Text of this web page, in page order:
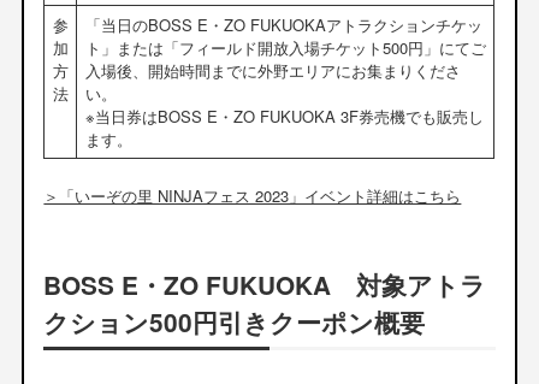
参
加
方
法
「当日のBOSS E・ZO FUKUOKAアトラクションチケッ
ト」または「フィールド開放入場チケット500円」にてご
入場後、開始時間までに外野エリアにお集まりくださ
い。
※当日券はBOSS E・ZO FUKUOKA 3F券売機でも販売し
ます。
＞「いーぞの里 NINJAフェス 2023」イベント詳細はこちら
BOSS E・ZO FUKUOKA 対象アトラ
クション500円引きクーポン概要